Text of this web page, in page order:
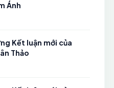
Ánh
Kết luận mới của
Thảo